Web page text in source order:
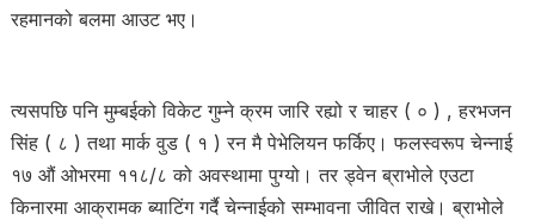
रहमानको बलमा आउट भए।
त्यसपछि पनि मुम्बईको विकेट गुम्ने क्रम जारि रह्यो र चाहर ( ० ) , हरभजन
सिंह ( ८ ) तथा मार्क वुड ( १ ) रन मै पेभेलियन फर्किए। फलस्वरूप चेन्नाई
१७ औं ओभरमा ११८/८ को अवस्थामा पुग्यो। तर ड्वेन ब्राभोले एउटा
किनारमा आक्रामक ब्याटिंग गर्दै चेन्नाईको सम्भावना जीवित राखे। ब्राभोले